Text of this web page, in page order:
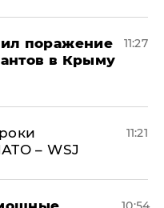
поражение
в Крыму
11:27
– WSJ
11:21